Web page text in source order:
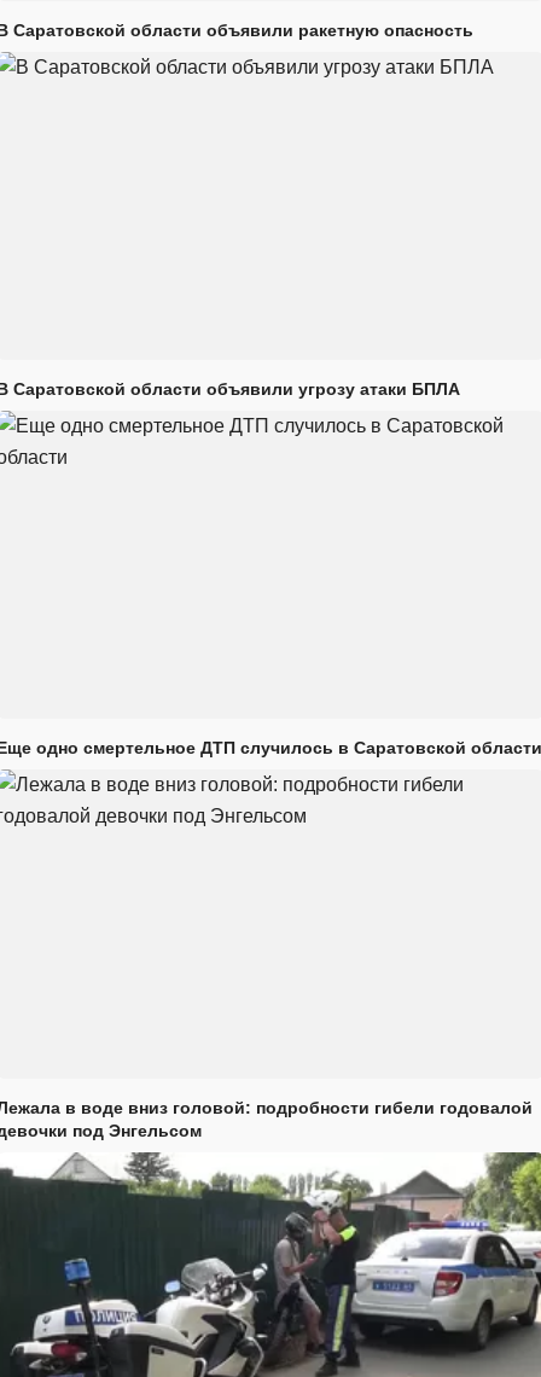
Саратовской области объявили ракетную опасность
Саратовской области объявили угрозу атаки БПЛА
одно смертельное ДТП случилось в Саратовской области
в воде вниз головой: подробности гибели годовалой
под Энгельсом